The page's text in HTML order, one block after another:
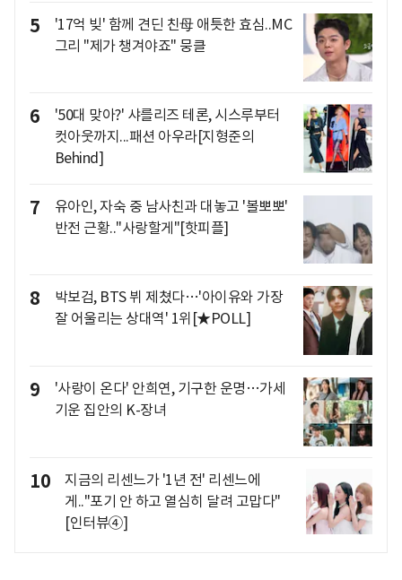
5
'17억 빚' 함께 견딘 친母 애틋한 효심..MC
그리 "제가 챙겨야죠" 뭉클
6
'50대 맞아?' 샤를리즈 테론, 시스루부터
컷아웃까지...패션 아우라[지형준의
Behind]
7
유아인, 자숙 중 남사친과 대놓고 '볼뽀뽀'
반전 근황.."사랑할게"[핫피플]
8
박보검, BTS 뷔 제쳤다…'아이유와 가장
잘 어울리는 상대역' 1위[★POLL]
9
'사랑이 온다' 안희연, 기구한 운명…가세
기운 집안의 K-장녀
10
지금의 리센느가 '1년 전' 리센느에
게.."포기 안 하고 열심히 달려 고맙다"
[인터뷰④]